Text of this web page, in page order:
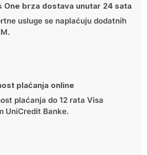
One brza dostava unutar 24 sata
usluge se naplaćuju dodatnih
plaćanja online
plaćanja do 12 rata Visa
UniCredit Banke.